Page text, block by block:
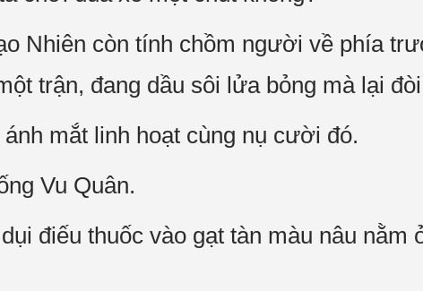
Nhiên còn tính chồm người về phía
trận, đang dầu sôi lửa bỏng mà lại
mắt linh hoạt cùng nụ cười đó.
Vu Quân.
điếu thuốc vào gạt tàn màu nâu nằm